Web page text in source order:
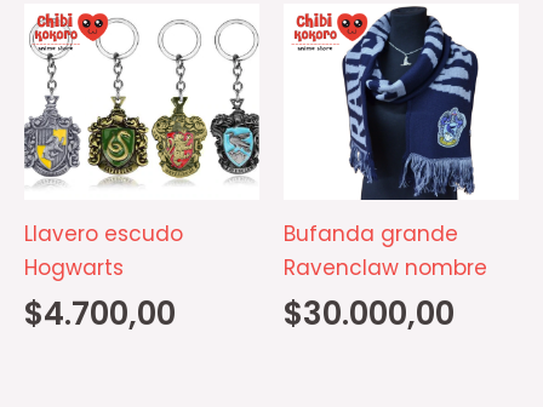
Llavero escudo
Hogwarts
$4.700,00
Este
producto
tiene
múltiples
variantes.
Las
opciones
se
pueden
elegir
Bufanda grande
Ravenclaw nombre
$30.000,00